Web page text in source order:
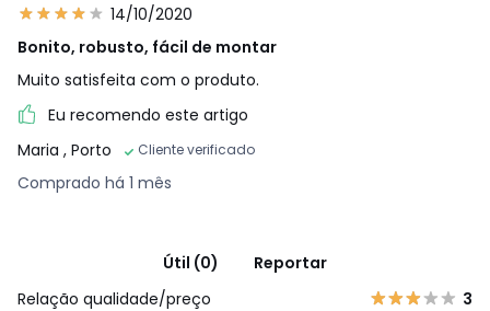
14/10/2020
Bonito, robusto, fácil de montar
Muito satisfeita com o produto.
Eu recomendo este artigo
Maria , Porto Cliente verificado
Comprado há 1 mês
Útil (0)
Reportar
Relação qualidade/preço
3